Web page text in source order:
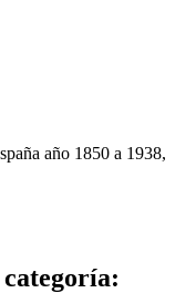
año 1850 a 1938,